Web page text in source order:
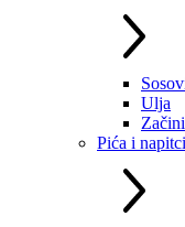
Ulja
Začini
Pića i napitci